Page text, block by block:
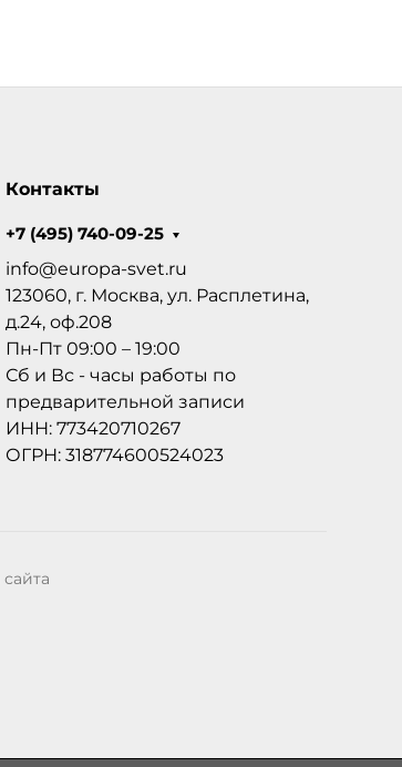
Контакты
+7 (495) 740-09-25
info@europa-svet.ru
123060, г. Москва, ул. Расплетина,
д.24, оф.208
Пн-Пт 09:00 – 19:00
Сб и Вс - часы работы по
предварительной записи
ИНН: 773420710267
ОГРН: 318774600524023